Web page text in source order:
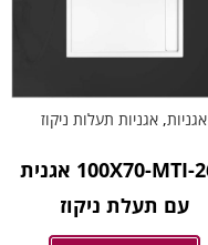
אגניות, אגניות תעלות ניקוז
100X70-MTI-260 אגנית
עם תעלת ניקוז